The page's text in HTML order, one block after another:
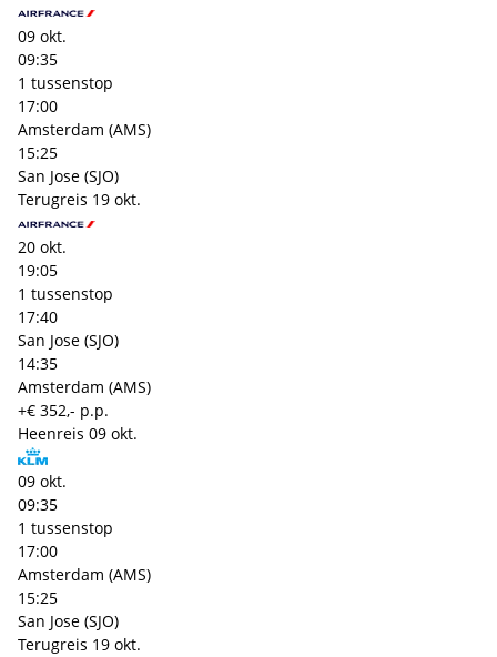
09 okt.
09:35
1 tussenstop
17:00
Amsterdam (AMS)
15:25
San Jose (SJO)
Terugreis 19 okt.
20 okt.
19:05
1 tussenstop
17:40
San Jose (SJO)
14:35
Amsterdam (AMS)
+€ 352,- p.p.
Heenreis 09 okt.
09 okt.
09:35
1 tussenstop
17:00
Amsterdam (AMS)
15:25
San Jose (SJO)
Terugreis 19 okt.